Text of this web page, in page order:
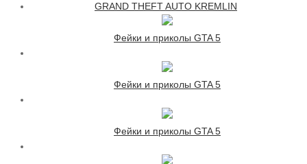
GRAND THEFT AUTO KREMLIN
Фейки и приколы GTA 5
Фейки и приколы GTA 5
Фейки и приколы GTA 5